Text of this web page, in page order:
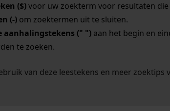
($)voor uw zoekterm voor resultaten die
(-)om zoektermen uit te sluiten.
aanhalingstekens (" ")aan het begin en
te zoeken.
van deze leestekens en meer zoektips